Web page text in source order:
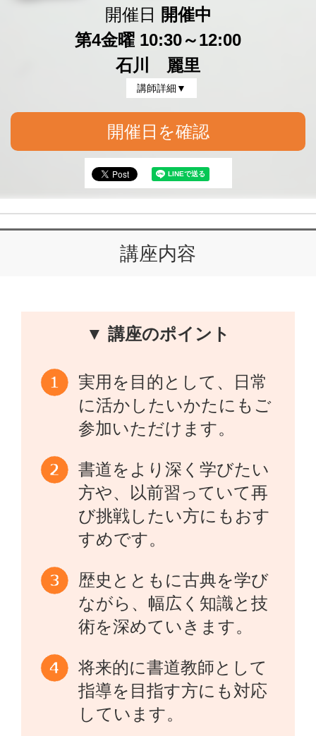
開催日
開催中
第4金曜 10:30～12:00
石川 麗里
講師詳細▼
開催日を確認
講座内容
▼ 講座のポイント
実用を目的として、日常
に活かしたいかたにもご
参加いただけます。
書道をより深く学びたい
方や、以前習っていて再
び挑戦したい方にもおす
すめです。
歴史とともに古典を学び
ながら、幅広く知識と技
術を深めていきます。
将来的に書道教師として
指導を目指す方にも対応
しています。